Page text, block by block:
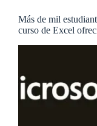
Más de mil
curso de Excel